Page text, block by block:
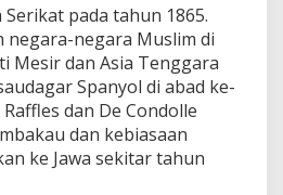
pada tahun 1865.
negara-negara Muslim di
Mesir dan Asia Tenggara
Spanyol di abad ke-
dan De Condolle
dan kebiasaan
ke Jawa sekitar tahun